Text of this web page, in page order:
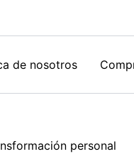
de nosotros
personal